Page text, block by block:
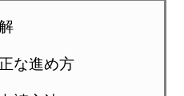
な進め方